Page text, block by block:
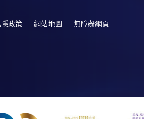
政策 網站地圖 無障礙網頁